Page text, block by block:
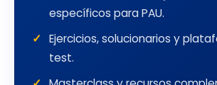
específicos para PAU.
Ejercicios, solucionarios y
test.